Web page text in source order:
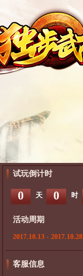
试玩倒计时
0 天 0 时
活动周期
2017.10.13 - 2017.10.28
客服信息